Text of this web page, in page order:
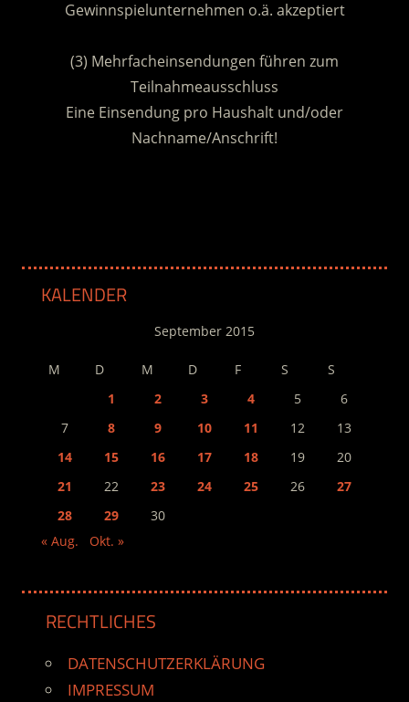
Gewinnspielunternehmen o.ä. akzeptiert
(3) Mehrfacheinsendungen führen zum
Teilnahmeausschluss
Eine Einsendung pro Haushalt und/oder
Nachname/Anschrift!
KALENDER
September 2015
M D M D F S
S
1
2 3 4 5
6
7
8 9 10 11 12
13
14
15 16 17 18 19
20
21
22 23 24 25 26
27
28
29
30
« Aug.
Okt. »
RECHTLICHES
DATENSCHUTZERKLÄRUNG
IMPRESSUM